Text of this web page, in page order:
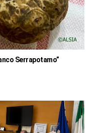
Serrapotamo”